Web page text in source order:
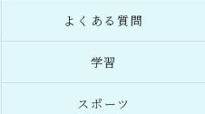
よくある質問
学習
スポーツ